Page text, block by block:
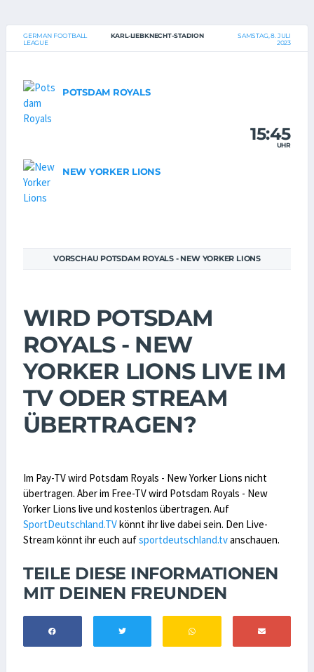
GERMAN FOOTBALL
LEAGUE
KARL-LIEBKNECHT-STADION
SAMSTAG, 8. JULI
2023
POTSDAM ROYALS
15:45
UHR
NEW YORKER LIONS
VORSCHAU POTSDAM ROYALS - NEW YORKER LIONS
WIRD POTSDAM
ROYALS - NEW
YORKER LIONS LIVE IM
TV ODER STREAM
ÜBERTRAGEN?
Im Pay-TV wird Potsdam Royals - New Yorker Lions nicht
übertragen. Aber im Free-TV wird Potsdam Royals - New
Yorker Lions live und kostenlos übertragen. Auf
SportDeutschland.TVkönnt ihr live dabei sein. Den Live-
Stream könnt ihr euch aufsportdeutschland.tvanschauen.
TEILE DIESE INFORMATIONEN
MIT DEINEN FREUNDEN